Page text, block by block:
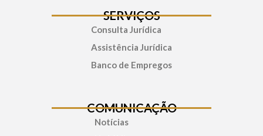
SERVIÇOS
Consulta Jurídica
Assistência Jurídica
Banco de Empregos
COMUNICAÇÃO
Notícias